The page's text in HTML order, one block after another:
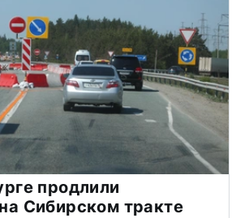
продлили
Сибирском тракте